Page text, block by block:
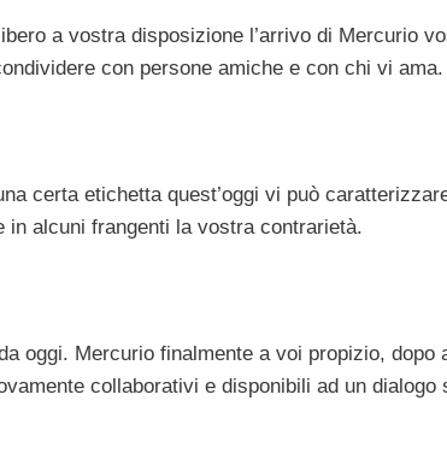
a vostra disposizione l’arrivo di Mercurio
con persone amiche e con chi vi ama.
certa etichetta quest’oggi vi può
alcuni frangenti la vostra contrarietà.
oggi. Mercurio finalmente a voi propizio, dopo
collaborativi e disponibili ad un dialogo